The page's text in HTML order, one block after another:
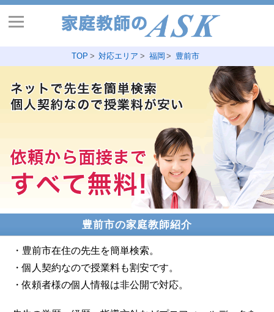
TOP 対応エリア 福岡 豊前市
豊前市の家庭教師紹介
・豊前市在住の先生を簡単検索。
・個人契約なので授業料も割安です。
・依頼者様の個人情報は非公開で対応。